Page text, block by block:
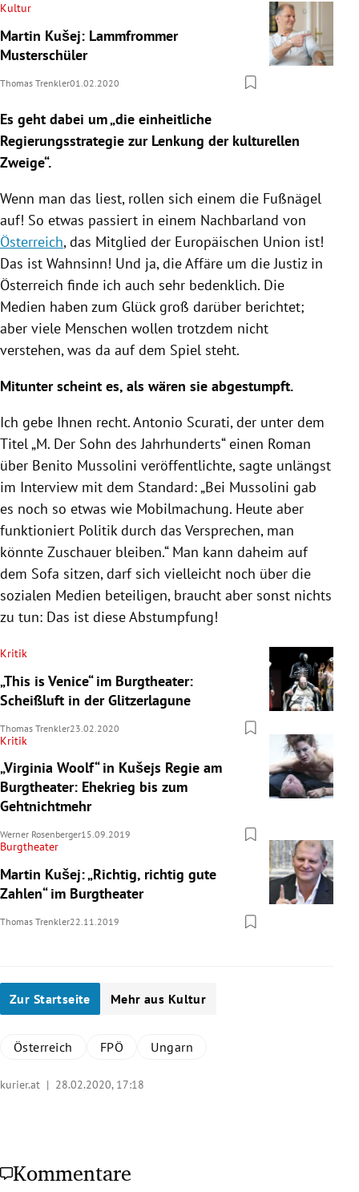
Kultur
Martin Kušej: Lammfrommer
Musterschüler
Thomas Trenkler01.02.2020
Es geht dabei um „die einheitliche
Regierungsstrategie zur Lenkung der kulturellen
Zweige“.
Wenn man das liest, rollen sich einem die Fußnägel
auf! So etwas passiert in einem Nachbarland von
Österreich, das Mitglied der Europäischen Union ist!
Das ist Wahnsinn! Und ja, die Affäre um die Justiz in
Österreich finde ich auch sehr bedenklich. Die
Medien haben zum Glück groß darüber berichtet;
aber viele Menschen wollen trotzdem nicht
verstehen, was da auf dem Spiel steht.
Mitunter scheint es, als wären sie abgestumpft.
Ich gebe Ihnen recht.Antonio Scurati, der unter dem
Titel „M. Der Sohn des Jahrhunderts“ einen Roman
über Benito Mussolini veröffentlichte, sagte unlängst
im Interview mit dem Standard: „Bei Mussolini gab
es noch so etwas wie Mobilmachung. Heute aber
funktioniert Politik durch das Versprechen, man
könnte Zuschauer bleiben.“ Man kann daheim auf
dem Sofa sitzen, darf sich vielleicht noch über die
sozialen Medien beteiligen, braucht aber sonst nichts
zu tun: Das ist diese Abstumpfung!
Kritik
„This is Venice“ im Burgtheater:
Scheißluft in der Glitzerlagune
Thomas Trenkler23.02.2020
Kritik
„Virginia Woolf“ in Kušejs Regie am
Burgtheater: Ehekrieg bis zum
Gehtnichtmehr
Werner Rosenberger15.09.2019
Burgtheater
Martin Kušej: „Richtig, richtig gute
Zahlen“ im Burgtheater
Thomas Trenkler22.11.2019
Zur Startseite Mehr aus Kultur
Österreich FPÖ Ungarn
kurier.at | 28.02.2020, 17:18
Kommentare